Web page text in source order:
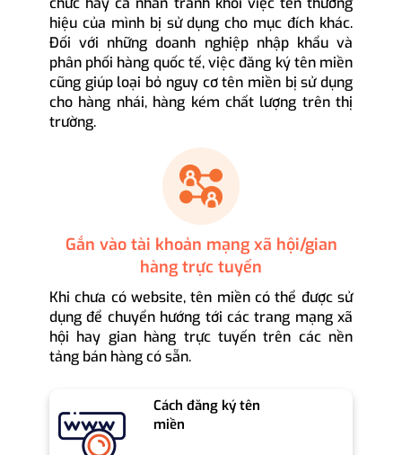
hiệu của mình bị sử dụng cho mục đích khác.
Đối với những doanh nghiệp nhập khẩu và
phân phối hàng quốc tế, việc đăng ký tên miền
cũng giúp loại bỏ nguy cơ tên miền bị sử dụng
cho hàng nhái, hàng kém chất lượng trên thị
trường.
Gắn vào tài khoản mạng xã hội/gian
hàng trực tuyến
Khi chưa có website, tên miền có thể được sử
dụng để chuyển hướng tới các trang mạng xã
hội hay gian hàng trực tuyến trên các nền
tảng bán hàng có sẵn.
Cách đăng ký tên
miền